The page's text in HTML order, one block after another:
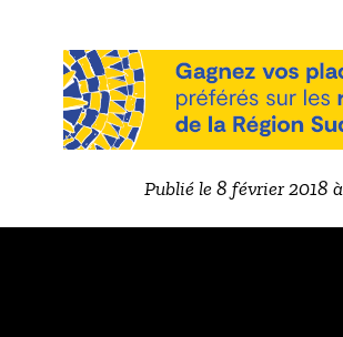
Publié le 8 février 2018